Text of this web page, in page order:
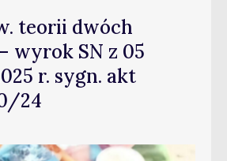
teorii dwóch
wyrok SN z 05
r. sygn. akt
24